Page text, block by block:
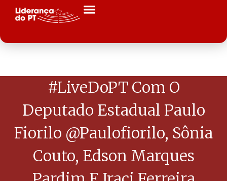
#LiveDoPT Com O
Deputado Estadual Paulo
Fiorilo @paulofiorilo, Sônia
Couto, Edson Marques